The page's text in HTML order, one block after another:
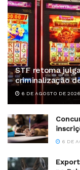
STF retoma
criminalização
6 DE AGOSTO DE 2026
6 DE